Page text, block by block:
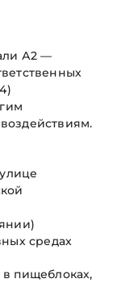
А2 —
средах
пищеблоках,